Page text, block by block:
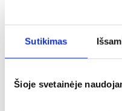
Sutikimas
Šioje svetainėje